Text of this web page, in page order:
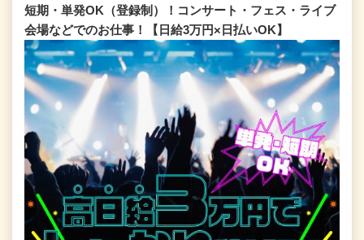
短期・単発OK（登録制）！コンサート・フェス・ライブ
会場などでのお仕事！【日給3万円×日払いOK】